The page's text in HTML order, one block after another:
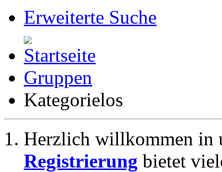
Erweiterte Suche
Gruppen
Kategorielos
Herzlich willkommen in
Registrierung bietet